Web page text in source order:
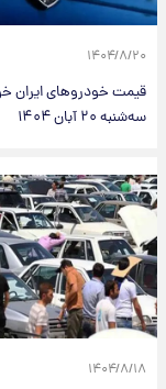
۱۴۰۴/۸/۲۰
قیمت خودرو‌های ایران
سه‌شنبه ۲۰ آبان ۱۴۰۴
۱۴۰۴/۸/۱۸